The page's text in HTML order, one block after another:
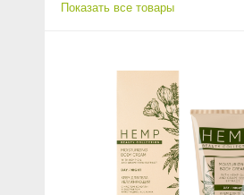
Показать все товары